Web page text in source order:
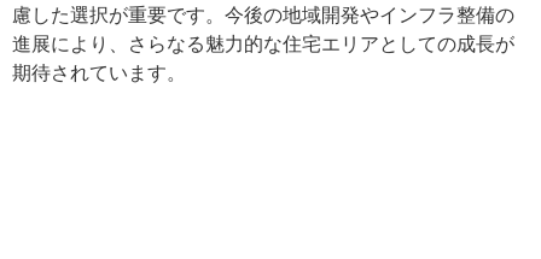
慮した選択が重要です。今後の地域開発やインフラ整備の
進展により、さらなる魅力的な住宅エリアとしての成長が
期待されています。